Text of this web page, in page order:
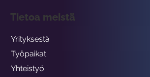
Tietoa meistä
Yrityksestä
Työpaikat
Yhteistyö